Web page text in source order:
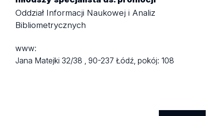
Oddział Informacji Naukowej i Analiz
Bibliometrycznych
www:
Jana Matejki 32/38 ,90-237 Łódź,pokój: 108